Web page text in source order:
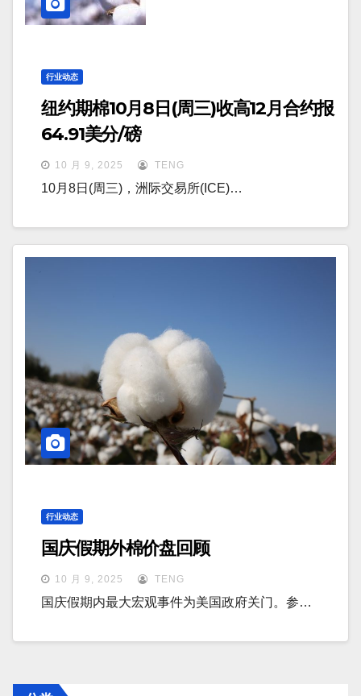
行业动态
纽约期棉10月8日(周三)收高12月合约报
64.91美分/磅
10 月 9, 2025 TENG
10月8日(周三)，洲际交易所(ICE)…
行业动态
国庆假期外棉价盘回顾
10 月 9, 2025 TENG
国庆假期内最大宏观事件为美国政府关门。参…